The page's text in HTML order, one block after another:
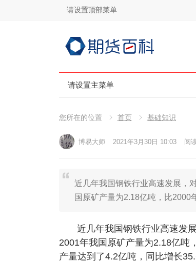
请设置顶部菜单
请设置主菜单
您所在的位置 首页 基础知识
博易大师 2021年3月30日 10:03 阅
近几年我国钢铁行业高速发展，
国原矿产量为2.18亿吨，比
近几年我国钢铁行业高速发
2001年我国原矿产量为2.18亿吨
产量达到了4.2亿吨，同比增长